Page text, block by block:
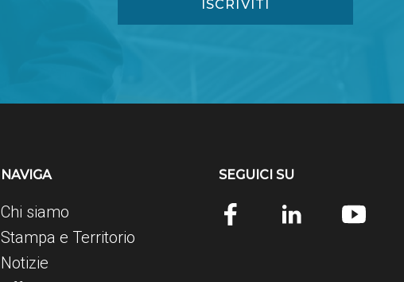
NAVIGA
Chi siamo
Stampa e Territorio
Notizie
SEGUICI SU